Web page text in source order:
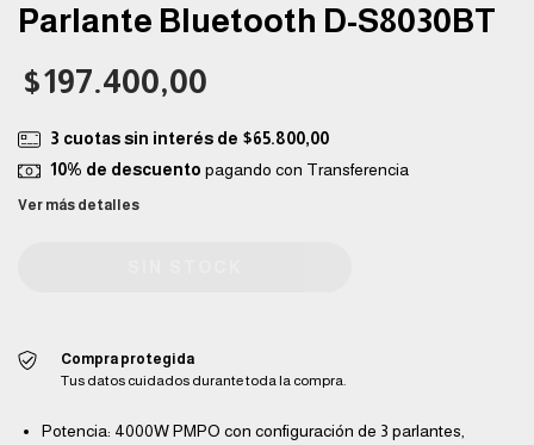
Parlante Bluetooth D-S8030BT
$197.400,00
3 cuotas sin interés de $65.800,00
10% de descuento pagando con Transferencia
Ver más detalles
Compra protegida
Tus datos cuidados durante toda la compra.
Potencia: 4000W PMPO con configuración de 3 parlantes,